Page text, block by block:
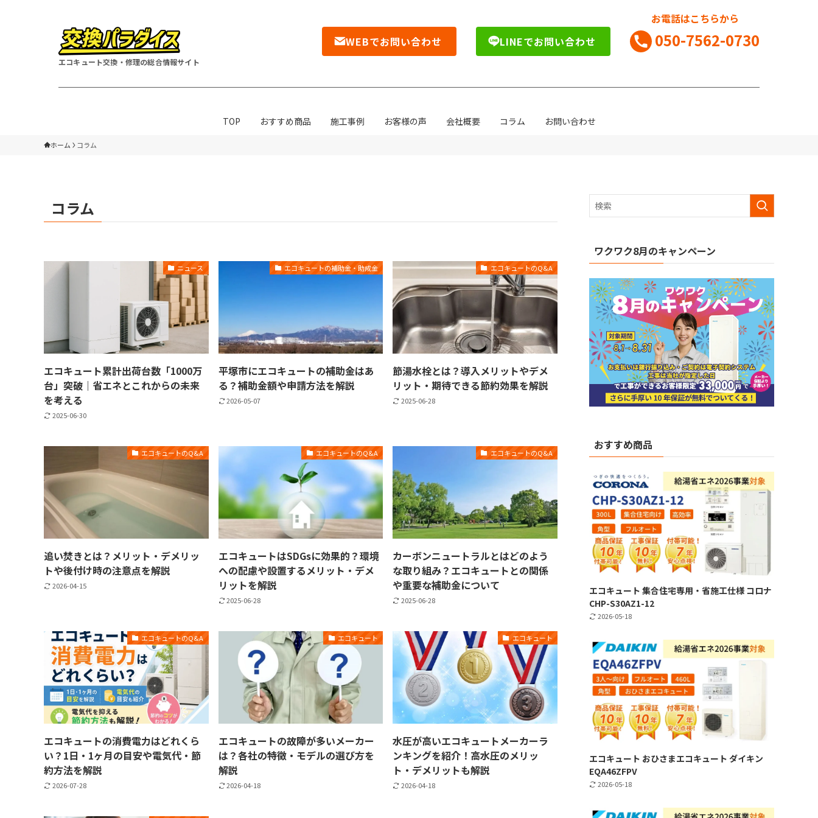
エコキュート交換・修理の総合情報サイト
WEBでお問い合わせ LINEでお問い合わせ
お電話はこちらから
050-7562-0730
TOP おすすめ商品 施工事例 お客様の声 会社概要 コラム お問い合わせ
ホーム コラム
コラム
ニュース
エコキュート累計出荷台数「1000万
台」突破｜省エネとこれからの未来
を考える
2025-06-30
エコキュートの補助金・助成金
平塚市にエコキュートの補助金はあ
る？補助金額や申請方法を解説
2026-05-07
エコキュートのQ&A
節湯水栓とは？導入メリットやデメ
リット・期待できる節約効果を解説
2025-06-28
エコキュートのQ&A
追い焚きとは？メリット・デメリッ
トや後付け時の注意点を解説
2026-04-15
エコキュートのQ&A
エコキュートはSDGsに効果的？環境
への配慮や設置するメリット・デメ
リットを解説
2025-06-28
エコキュートのQ&A
カーボンニュートラルとはどのよう
な取り組み？エコキュートとの関係
や重要な補助金について
2025-06-28
エコキュートのQ&A
エコキュートの消費電力はどれくら
い？1日・1ヶ月の目安や電気代・節
約方法を解説
2026-07-28
エコキュート
エコキュートの故障が多いメーカー
は？各社の特徴・モデルの選び方を
解説
2026-04-18
エコキュート
水圧が高いエコキュートメーカーラ
ンキングを紹介！高水圧のメリッ
ト・デメリットも解説
2026-04-18
ワクワク8月のキャンペーン
おすすめ商品
エコキュート 集合住宅専用・省施工仕様 コロナ
CHP-S30AZ1-12
2026-05-18
エコキュート おひさまエコキュート ダイキン
EQA46ZFPV
2026-05-18